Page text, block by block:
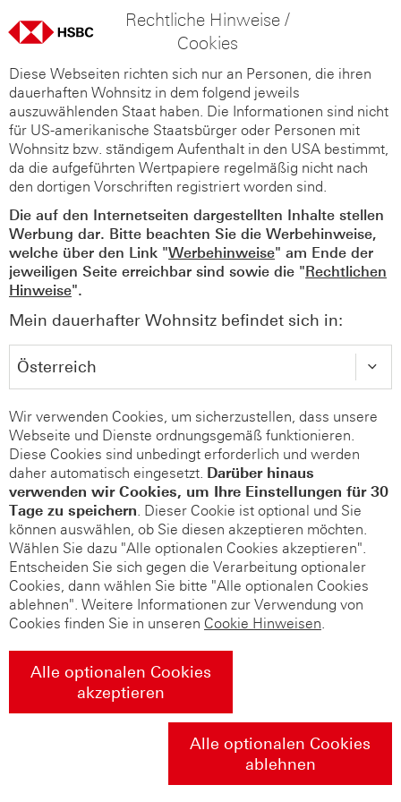
Rechtliche Hinweise /
Cookies
Diese Webseiten richten sich nur an Personen, die ihren
dauerhaften Wohnsitz in dem folgend jeweils
auszuwählenden Staat haben. Die Informationen sind nicht
für US-amerikanische Staatsbürger oder Personen mit
Wohnsitz bzw. ständigem Aufenthalt in den USA bestimmt,
da die aufgeführten Wertpapiere regelmäßig nicht nach
den dortigen Vorschriften registriert worden sind.
Die auf den Internetseiten dargestellten Inhalte stellen
Werbung dar. Bitte beachten Sie die Werbehinweise,
welche über den Link "Werbehinweise" am Ende der
jeweiligen Seite erreichbar sind sowie die "Rechtlichen
Hinweise".
Mein dauerhafter Wohnsitz befindet sich in:
Wir verwenden Cookies, um sicherzustellen, dass unsere
Webseite und Dienste ordnungsgemäß funktionieren.
Diese Cookies sind unbedingt erforderlich und werden
daher automatisch eingesetzt. Darüber hinaus
verwenden wir Cookies, um Ihre Einstellungen für 30
Tage zu speichern. Dieser Cookie ist optional und Sie
können auswählen, ob Sie diesen akzeptieren möchten.
Wählen Sie dazu "Alle optionalen Cookies akzeptieren".
Entscheiden Sie sich gegen die Verarbeitung optionaler
Cookies, dann wählen Sie bitte "Alle optionalen Cookies
ablehnen". Weitere Informationen zur Verwendung von
Cookies finden Sie in unseren Cookie Hinweisen.
Alle optionalen Cookies
akzeptieren
Alle optionalen Cookies
ablehnen